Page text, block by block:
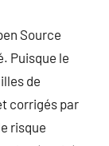
Source
Puisque le
de
corrigés par
risque